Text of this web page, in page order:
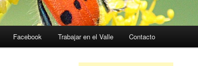
Facebook Trabajar en el Valle Contacto